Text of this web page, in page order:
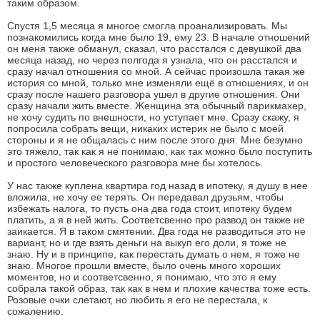
таким образом.
Спустя 1,5 месяца я многое смогла проанализировать. Мы
познакомились когда мне было 19, ему 23. В начале отношений
он меня также обманул, сказал, что расстался с девушкой два
месяца назад, но через полгода я узнала, что он расстался и
сразу начал отношения со мной. А сейчас произошла такая же
история со мной, только мне изменяли ещё в отношениях, и он
сразу после нашего разговора ушел в другие отношения. Они
сразу начали жить вместе. Женщина эта обычный парикмахер,
не хочу судить по внешности, но уступает мне. Сразу скажу, я
попросила собрать вещи, никаких истерик не было с моей
стороны и я не общалась с ним после этого дня. Мне безумно
это тяжело, так как я не понимаю, как так можно было поступить
и простого человеческого разговора мне бы хотелось.
У нас также куплена квартира год назад в ипотеку, я душу в нее
вложила, не хочу ее терять. Он передавал друзьям, чтобы
избежать налога, то пусть она два года стоит, ипотеку будем
платить, а я в ней жить. Соответсвенно про развод он также не
заикается. Я в таком смятении. Два года не разводиться это не
вариант, но и где взять деньги на выкуп его доли, я тоже не
знаю. Ну и в принципе, как перестать думать о нем, я тоже не
знаю. Многое прошли вместе, было очень много хороших
моментов, но и соответсвенно, я понимаю, что это я ему
собрала такой образ, так как в нем и плохие качества тоже есть.
Розовые очки слетают, но любить я его не перестала, к
сожалению.